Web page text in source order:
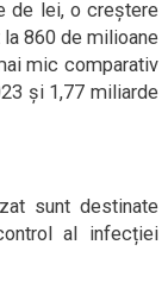
de lei, o creștere
860 de milioane
mic comparativ
și 1,77 miliarde
sunt destinate
al infecției